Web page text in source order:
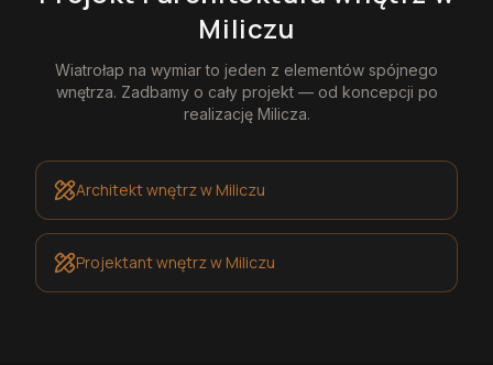
Miliczu
Wiatrołap na wymiarto jeden z elementów spójnego
wnętrza. Zadbamy o cały projekt — od koncepcji po
realizację Milicza.
Architekt wnętrzw Miliczu
Projektant wnętrzw Miliczu